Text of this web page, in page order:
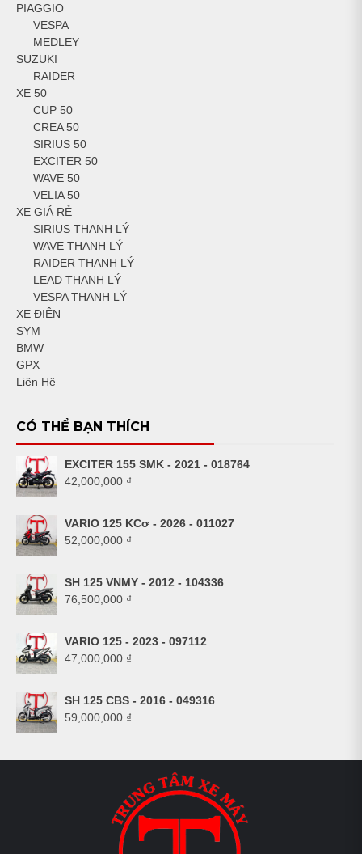
PIAGGIO
VESPA
MEDLEY
SUZUKI
RAIDER
XE 50
CUP 50
CREA 50
SIRIUS 50
EXCITER 50
WAVE 50
VELIA 50
XE GIÁ RẺ
SIRIUS THANH LÝ
WAVE THANH LÝ
RAIDER THANH LÝ
LEAD THANH LÝ
VESPA THANH LÝ
XE ĐIỆN
SYM
BMW
GPX
Liên Hệ
CÓ THỂ BẠN THÍCH
EXCITER 155 SMK - 2021 - 018764
42,000,000 ₫
VARIO 125 KCơ - 2026 - 011027
52,000,000 ₫
SH 125 VNMY - 2012 - 104336
76,500,000 ₫
VARIO 125 - 2023 - 097112
47,000,000 ₫
SH 125 CBS - 2016 - 049316
59,000,000 ₫